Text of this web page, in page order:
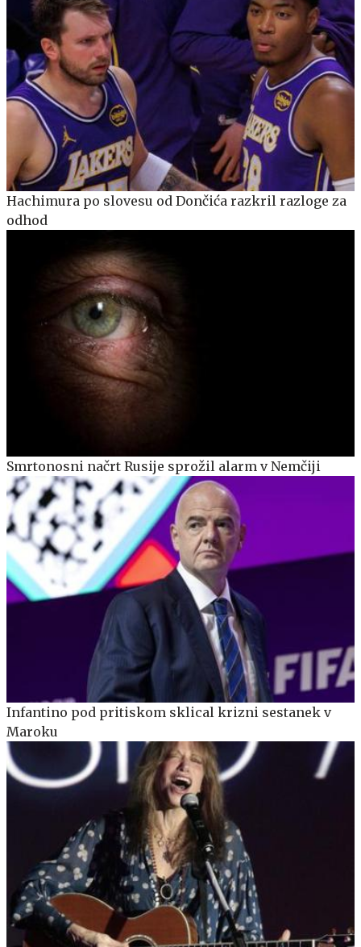
Hachimura po slovesu od Dončića razkril razloge za
odhod
Smrtonosni načrt Rusije sprožil alarm v Nemčiji
Infantino pod pritiskom sklical krizni sestanek v
Maroku